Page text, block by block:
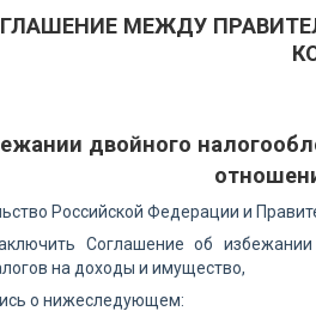
МЕЖДУ
двойного
Российской Федерации и
Соглашение об
на доходы и имущество,
о нижеследующем: